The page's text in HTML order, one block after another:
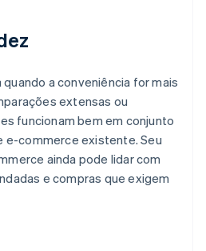
a conveniência for mais
extensas ou
funcionam bem em conjunto
e-commerce existente. Seu
ainda pode lidar com
e compras que exigem